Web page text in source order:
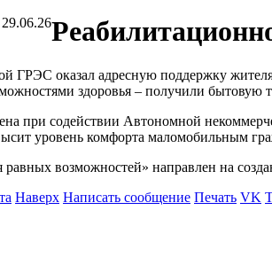
ГРЭС оказал адресную поддержку
здоровья – получили бытовую
при содействии Автономной
уровень комфорта маломобильным
равных возможностей» направлен на
Наверх Написать сообщение Печать VK